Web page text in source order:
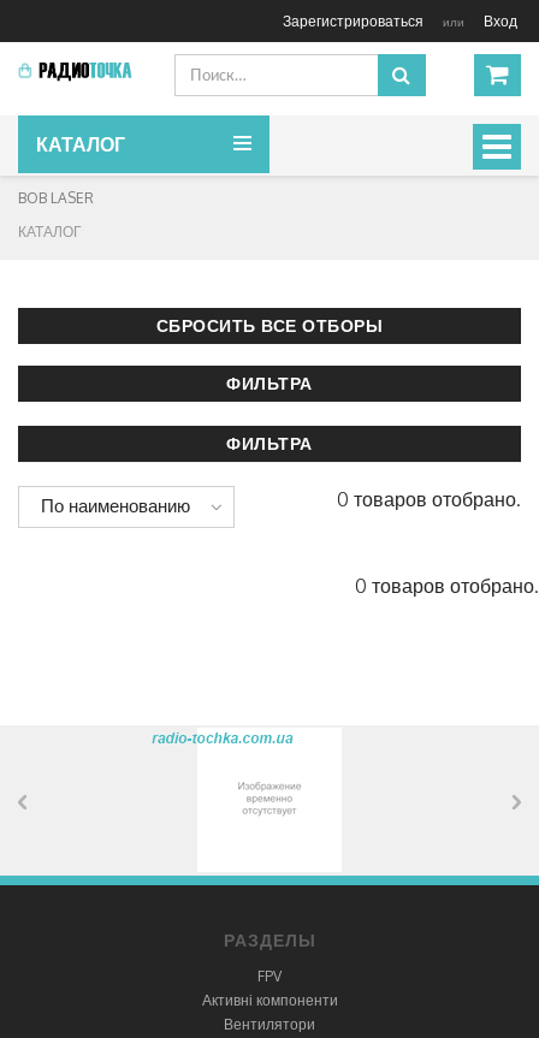
Зарегистрироваться или Вход
КАТАЛОГ
BOB LASER
КАТАЛОГ
По наименованию 0 товаров отобрано.
0 товаров отобрано.
РАЗДЕЛЫ
FPV
Активні компоненти
Вентилятори